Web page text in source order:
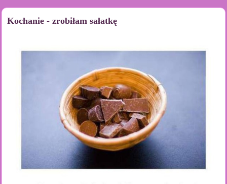
Kochanie - zrobiłam sałatkę